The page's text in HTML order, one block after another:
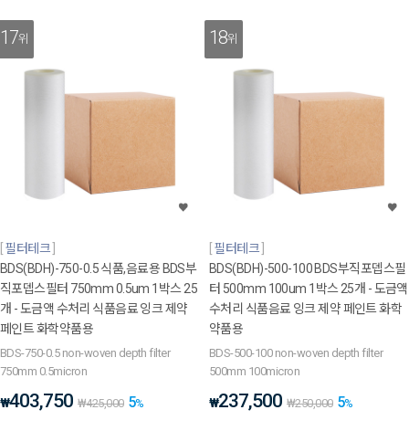
17위
필터테크
BDS(BDH)-750-0.5 식품,음료용 BDS부
직포뎁스필터 750mm 0.5um 1박스 25
개 - 도금액 수처리 식품음료 잉크 제약
페인트 화학약품용
BDS-750-0.5 non-woven depth filter
750mm 0.5micron
₩403,750 ₩425,000 5%
18위
필터테크
BDS(BDH)-500-100 BDS부직포뎁스필
터 500mm 100um 1박스 25개 - 도금액
수처리 식품음료 잉크 제약 페인트 화학
약품용
BDS-500-100 non-woven depth filter
500mm 100micron
₩237,500 ₩250,000 5%